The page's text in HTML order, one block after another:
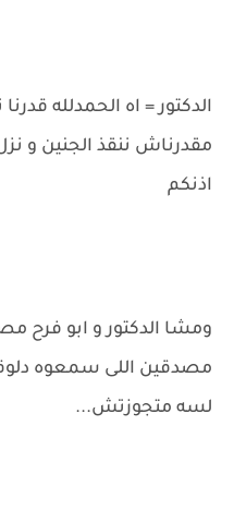
الدكتور = اه الحمدلله
مقدرناش ننقذ الجنين و
اذنكم
ومشا الدكتور و ابو فرح
مصدقين اللى سمعوه
لسه متجوزتش...